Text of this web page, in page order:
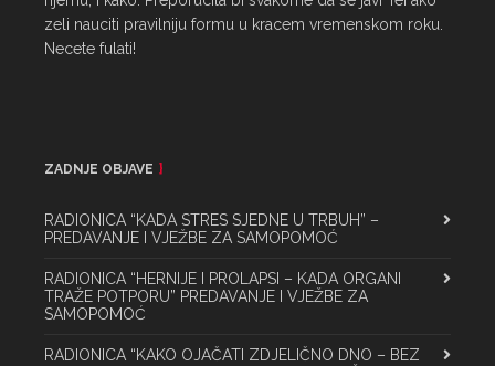
zeli nauciti pravilniju formu u kracem vremenskom roku.
Necete fulati!
ZADNJE OBJAVE
RADIONICA “KADA STRES SJEDNE U TRBUH” –
PREDAVANJE I VJEŽBE ZA SAMOPOMOĆ
RADIONICA “HERNIJE I PROLAPSI – KADA ORGANI
TRAŽE POTPORU” PREDAVANJE I VJEŽBE ZA
SAMOPOMOĆ
RADIONICA “KAKO OJAČATI ZDJELIČNO DNO – BEZ